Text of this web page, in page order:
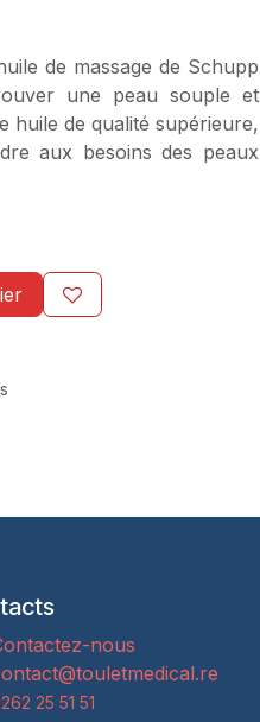
de massage de Schupp
une peau souple et
huile de qualité supérieure,
aux besoins des peaux
nous
25 51 51